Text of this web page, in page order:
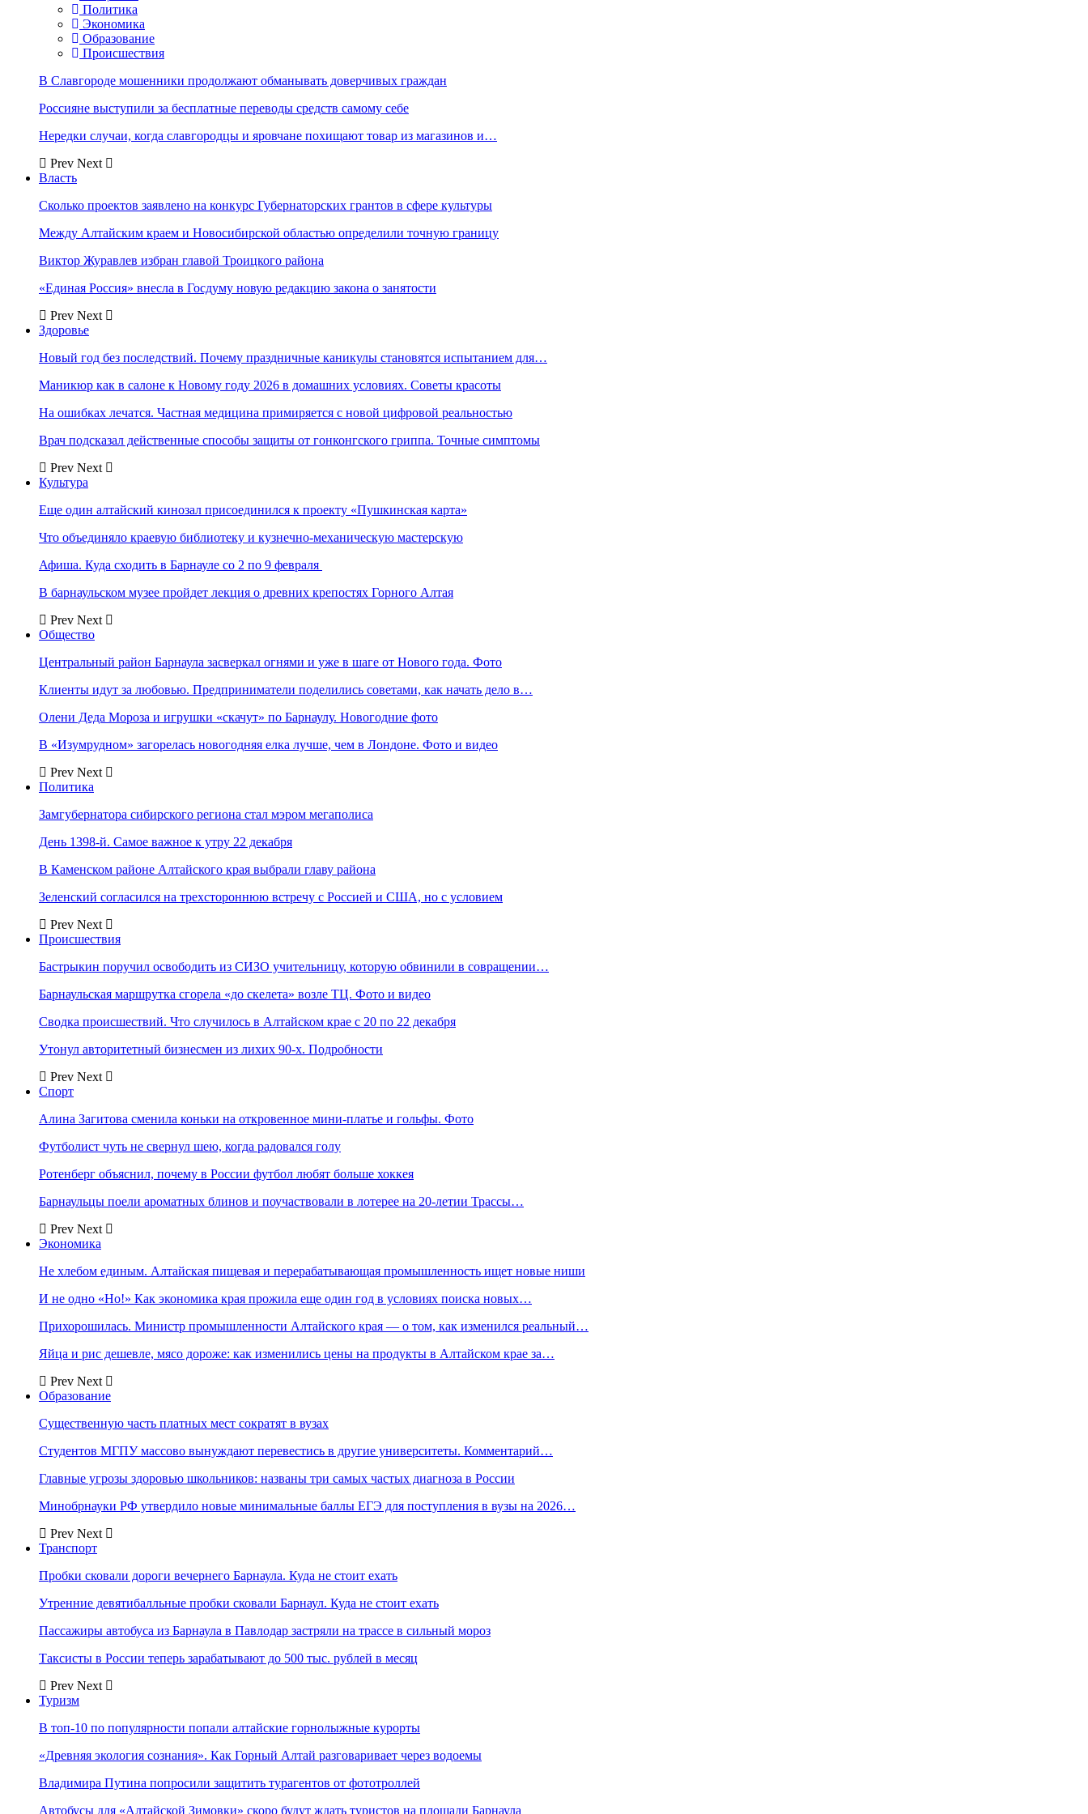
Политика
Экономика
Образование
Происшествия
В Славгороде мошенники продолжают обманывать доверчивых граждан
Россияне выступили за бесплатные переводы средств самому себе
Нередки случаи, когда славгородцы и яровчане похищают товар из магазинов и…
Prev Next
Власть
Сколько проектов заявлено на конкурс Губернаторских грантов в сфере культуры
Между Алтайским краем и Новосибирской областью определили точную границу
Виктор Журавлев избран главой Троицкого района
«Единая Россия» внесла в Госдуму новую редакцию закона о занятости
Prev Next
Здоровье
Новый год без последствий. Почему праздничные каникулы становятся испытанием для…
Маникюр как в салоне к Новому году 2026 в домашних условиях. Советы красоты
На ошибках лечатся. Частная медицина примиряется с новой цифровой реальностью
Врач подсказал действенные способы защиты от гонконгского гриппа. Точные симптомы
Prev Next
Культура
Еще один алтайский кинозал присоединился к проекту «Пушкинская карта»
Что объединяло краевую библиотеку и кузнечно-механическую мастерскую
Афиша. Куда сходить в Барнауле со 2 по 9 февраля
В барнаульском музее пройдет лекция о древних крепостях Горного Алтая
Prev Next
Общество
Центральный район Барнаула засверкал огнями и уже в шаге от Нового года. Фото
Клиенты идут за любовью. Предприниматели поделились советами, как начать дело в…
Олени Деда Мороза и игрушки «скачут» по Барнаулу. Новогодние фото
В «Изумрудном» загорелась новогодняя елка лучше, чем в Лондоне. Фото и видео
Prev Next
Политика
Замгубернатора сибирского региона стал мэром мегаполиса
День 1398-й. Самое важное к утру 22 декабря
В Каменском районе Алтайского края выбрали главу района
Зеленский согласился на трехстороннюю встречу с Россией и США, но с условием
Prev Next
Происшествия
Бастрыкин поручил освободить из СИЗО учительницу, которую обвинили в совращении…
Барнаульская маршрутка сгорела «до скелета» возле ТЦ. Фото и видео
Сводка происшествий. Что случилось в Алтайском крае с 20 по 22 декабря
Утонул авторитетный бизнесмен из лихих 90-х. Подробности
Prev Next
Спорт
Алина Загитова сменила коньки на откровенное мини-платье и гольфы. Фото
Футболист чуть не свернул шею, когда радовался голу
Ротенберг объяснил, почему в России футбол любят больше хоккея
Барнаульцы поели ароматных блинов и поучаствовали в лотерее на 20-летии Трассы…
Prev Next
Экономика
Не хлебом единым. Алтайская пищевая и перерабатывающая промышленность ищет новые ниши
И не одно «Но!» Как экономика края прожила еще один год в условиях поиска новых…
Прихорошилась. Министр промышленности Алтайского края — о том, как изменился реальный…
Яйца и рис дешевле, мясо дороже: как изменились цены на продукты в Алтайском крае за…
Prev Next
Образование
Существенную часть платных мест сократят в вузах
Студентов МГПУ массово вынуждают перевестись в другие университеты. Комментарий…
Главные угрозы здоровью школьников: названы три самых частых диагноза в России
Минобрнауки РФ утвердило новые минимальные баллы ЕГЭ для поступления в вузы на 2026…
Prev Next
Транспорт
Пробки сковали дороги вечернего Барнаула. Куда не стоит ехать
Утренние девятибалльные пробки сковали Барнаул. Куда не стоит ехать
Пассажиры автобуса из Барнаула в Павлодар застряли на трассе в сильный мороз
Таксисты в России теперь зарабатывают до 500 тыс. рублей в месяц
Prev Next
Туризм
В топ-10 по популярности попали алтайские горнолыжные курорты
«Древняя экология сознания». Как Горный Алтай разговаривает через водоемы
Владимира Путина попросили защитить турагентов от фототроллей
Автобусы для «Алтайской Зимовки» скоро будут ждать туристов на площади Барнаула